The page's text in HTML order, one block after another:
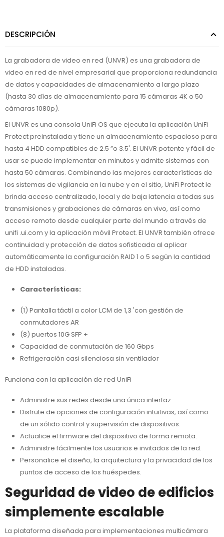
DESCRIPCIÓN
La grabadora de video en red (UNVR) es una grabadora de
video en red de nivel empresarial que proporciona redundancia
de datos y capacidades de almacenamiento a largo plazo
(hasta 30 días de almacenamiento para 15 cámaras 4K o 50
cámaras 1080p).
El UNVR es una consola UniFi OS que ejecuta la aplicación UniFi
Protect preinstalada y tiene un almacenamiento espacioso para
hasta 4 HDD compatibles de 2.5 ”o 3.5'. El UNVR potente y fácil de
usar se puede implementar en minutos y admite sistemas con
hasta 50 cámaras. Combinando las mejores características de
los sistemas de vigilancia en la nube y en el sitio, UniFi Protect le
brinda acceso centralizado, local y de baja latencia a todas sus
transmisiones y grabaciones de cámaras en vivo, así como
acceso remoto desde cualquier parte del mundo a través de
unifi .ui.com y la aplicación móvil Protect. El UNVR también ofrece
continuidad y protección de datos sofisticada al aplicar
automáticamente la configuración RAID 1 o 5 según la cantidad
de HDD instaladas.
Características:
(1) Pantalla táctil a color LCM de 1,3 'con gestión de
conmutadores AR
(8) puertos 10G SFP +
Capacidad de conmutación de 160 Gbps
Refrigeración casi silenciosa sin ventilador
Funciona con la aplicación de red UniFi
Administre sus redes desde una única interfaz.
Disfrute de opciones de configuración intuitivas, así como
de un sólido control y supervisión de dispositivos.
Actualice el firmware del dispositivo de forma remota.
Administre fácilmente los usuarios e invitados de la red.
Personalice el diseño, la arquitectura y la privacidad de los
puntos de acceso de los huéspedes.
Seguridad de video de edificios
simplemente escalable
La plataforma diseñada para implementaciones multicámara